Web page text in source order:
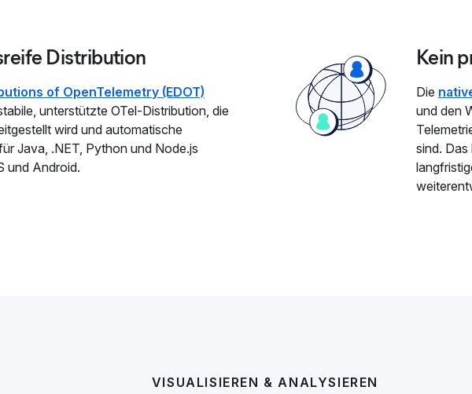
Distribution
of OpenTelemetry (EDOT)
unterstützte OTel-Distribution, die
wird und automatische
Java, .NET, Python und Node.js
und Android.
Kein
Die
und den
sind.
VISUALISIEREN & ANALYSIEREN